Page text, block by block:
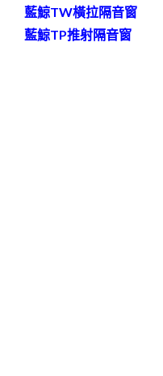
藍鯨TW橫拉隔音窗
藍鯨TP推射隔音窗